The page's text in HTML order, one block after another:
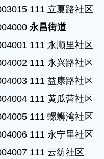
111 立夏路社区
永昌街道
111 永顺里社区
111 永兴路社区
111 益康路社区
111 黄瓜营社区
111 螺蛳湾社区
111 永宁里社区
111 云纺社区